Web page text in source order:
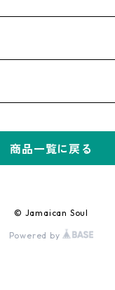
商品一覧に戻る
© Jamaican Soul
Powered by